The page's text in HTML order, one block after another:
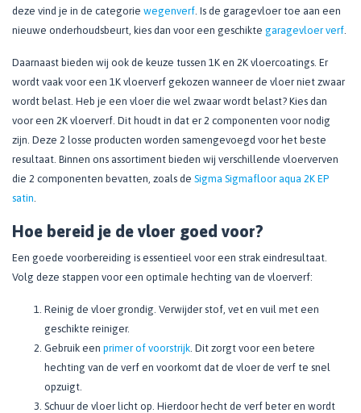
deze vind je in de categorie wegenverf. Is de garagevloer toe aan een
nieuwe onderhoudsbeurt, kies dan voor een geschikte garagevloer verf.
Daarnaast bieden wij ook de keuze tussen 1K en 2K vloercoatings. Er
wordt vaak voor een 1K vloerverf gekozen wanneer de vloer niet zwaar
wordt belast. Heb je een vloer die wel zwaar wordt belast? Kies dan
voor een 2K vloerverf. Dit houdt in dat er 2 componenten voor nodig
zijn. Deze 2 losse producten worden samengevoegd voor het beste
resultaat. Binnen ons assortiment bieden wij verschillende vloerverven
die 2 componenten bevatten, zoals de Sigma Sigmafloor aqua 2K EP
satin.
Hoe bereid je de vloer goed voor?
Een goede voorbereiding is essentieel voor een strak eindresultaat.
Volg deze stappen voor een optimale hechting van de vloerverf:
Reinig de vloer grondig. Verwijder stof, vet en vuil met een
geschikte reiniger.
Gebruik een primer of voorstrijk. Dit zorgt voor een betere
hechting van de verf en voorkomt dat de vloer de verf te snel
opzuigt.
Schuur de vloer licht op. Hierdoor hecht de verf beter en wordt